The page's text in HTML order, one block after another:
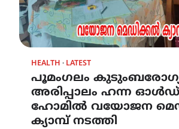
HEALTH LATEST
പൂമംഗലം
അരിപ്പാലം ഹന്ന
ഹോമിൽ വയോജന
ക്യാമ്പ്‌ നടത്തി